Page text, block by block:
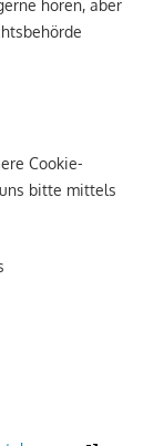
hören, aber
Cookie-
bitte mittels